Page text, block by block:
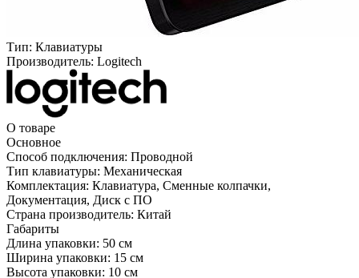
Тип: Клавиатуры
Производитель: Logitech
О товаре
Основное
Способ подключения: Проводной
Тип клавиатуры: Механическая
Комплектация: Клавиатура, Сменные колпачки,
Документация, Диск с ПО
Страна производитель: Китай
Габариты
Длина упаковки: 50 см
Ширина упаковки: 15 см
Высота упаковки: 10 см